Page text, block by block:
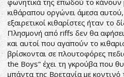
φωνητικά της επωδού το κάνουν
κιθάραπου οργώνει άμεσα
εξαιρετικοί κιθαρίστες ήταν το
Πλησμονή από riffs δεν θα
και αυτοί που αγαπούν το
βρίσκονται σε πλουτοφόρες
the Boys" έχει τη γκρούβα που
μπάντα της Βρετανία με